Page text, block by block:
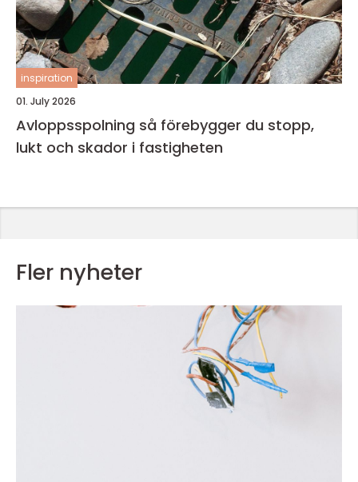
inspiration
01. July 2026
Avloppsspolning så förebygger du stopp,
lukt och skador i fastigheten
Fler nyheter